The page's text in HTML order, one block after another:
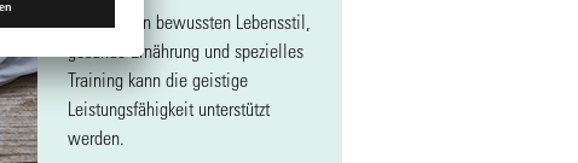
Durch einen bewussten Lebensstil,
gesunde Ernährung und spezielles
Training kann die geistige
Leistungsfähigkeit unterstützt
werden.